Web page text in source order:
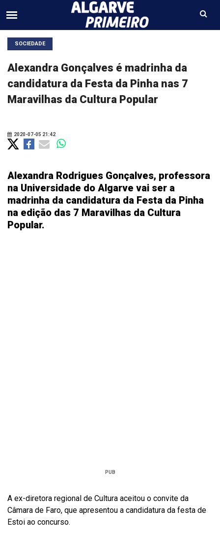
SOCIEDADE
Alexandra Gonçalves é madrinha da
candidatura da Festa da Pinha nas 7
Maravilhas da Cultura Popular
2020-07-05 21:42
Alexandra Rodrigues Gonçalves, professora
na Universidade do Algarve vai ser a
madrinha da candidatura da Festa da Pinha
na edição das 7 Maravilhas da Cultura
Popular.
PUB
A ex-diretora regional de Cultura aceitou o convite da
Câmara de Faro, que apresentou a candidatura da festa de
Estoi ao concurso.